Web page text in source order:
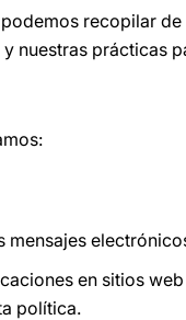
recopilar
nuestras prácticas
en sitios
política.